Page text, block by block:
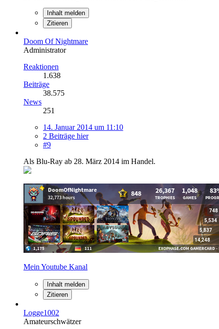
Inhalt melden
Zitieren
Doom Of Nightmare
Administrator
Reaktionen
1.638
Beiträge
38.575
News
251
14. Januar 2014 um 11:10
2 Beiträge hier
#9
Als Blu-Ray ab 28. März 2014 im Handel.
Mein Youtube Kanal
Inhalt melden
Zitieren
Logge1002
Amateurschwätzer